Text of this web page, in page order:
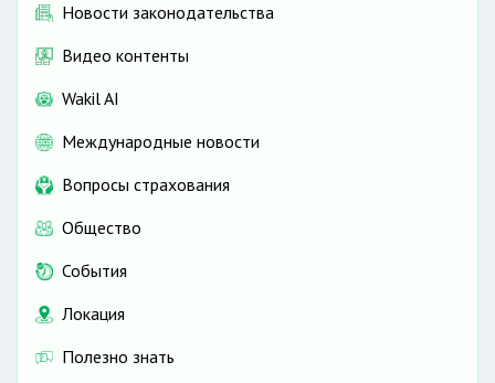
Новости законодательства
Видео контенты
Wakil AI
Международные новости
Вопросы страхования
Общество
События
Локация
Полезно знать